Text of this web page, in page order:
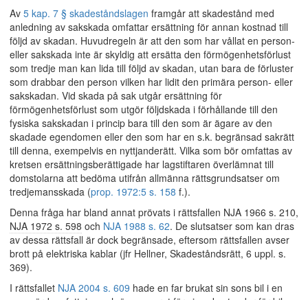
Av 5 kap. 7 § skadeståndslagen framgår att skadestånd med
anledning av sakskada omfattar ersättning för annan kostnad till
följd av skadan. Huvudregeln är att den som har vållat en person-
eller sakskada inte är skyldig att ersätta den förmögenhetsförlust
som tredje man kan lida till följd av skadan, utan bara de förluster
som drabbar den person vilken har lidit den primära person- eller
sakskadan. Vid skada på sak utgår ersättning för
förmögenhetsförlust som utgör följdskada i förhållande till den
fysiska sakskadan i princip bara till den som är ägare av den
skadade egendomen eller den som har en s.k. begränsad sakrätt
till denna, exempelvis en nyttjanderätt. Vilka som bör omfattas av
kretsen ersättningsberättigade har lagstiftaren överlämnat till
domstolarna att bedöma utifrån allmänna rättsgrundsatser om
tredjemansskada (prop. 1972:5 s. 158 f.).
Denna fråga har bland annat prövats i rättsfallen NJA 1966 s. 210,
NJA 1972 s. 598 och NJA 1988 s. 62. De slutsatser som kan dras
av dessa rättsfall är dock begränsade, eftersom rättsfallen avser
brott på elektriska kablar (jfr Hellner, Skadeståndsrätt, 6 uppl. s.
369).
I rättsfallet NJA 2004 s. 609 hade en far brukat sin sons bil i en